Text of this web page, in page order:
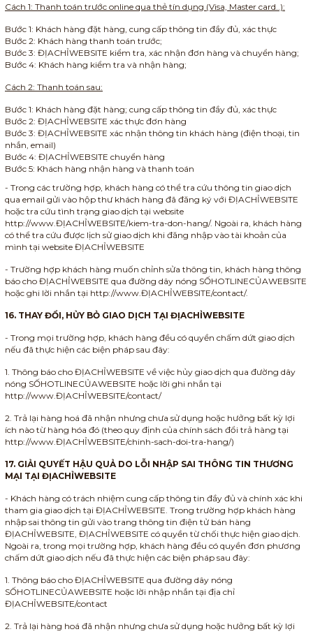
Cách 1: Thanh toán trước online qua thẻ tín dụng (Visa, Master card..):
Bước 1: Khách hàng đặt hàng, cung cấp thông tin đầy đủ, xác thực
Bước 2: Khách hàng thanh toán trước;
Bước 3: ĐỊACHỈWEBSITE kiểm tra, xác nhận đơn hàng và chuyển hàng;
Bước 4: Khách hàng kiểm tra và nhận hàng;
Cách 2: Thanh toán sau:
Bước 1: Khách hàng đặt hàng; cung cấp thông tin đầy đủ, xác thực
Bước 2: ĐỊACHỈWEBSITE xác thực đơn hàng
Bước 3: ĐỊACHỈWEBSITE xác nhận thông tin khách hàng (điện thoại, tin
nhắn, email)
Bước 4: ĐỊACHỈWEBSITE chuyển hàng
Bước 5: Khách hàng nhận hàng và thanh toán
- Trong các trường hợp, khách hàng có thể tra cứu thông tin giao dịch
qua email gửi vào hộp thư khách hàng đã đăng ký với ĐỊACHỈWEBSITE
hoặc tra cứu tình trạng giao dịch tại website
http://www.ĐỊACHỈWEBSITE/kiem-tra-don-hang/. Ngoài ra, khách hàng
có thể tra cứu được lịch sử giao dịch khi đăng nhập vào tài khoản của
mình tại website ĐỊACHỈWEBSITE
- Trường hợp khách hàng muốn chỉnh sửa thông tin, khách hàng thông
báo cho ĐỊACHỈWEBSITE qua đường dây nóng SỐHOTLINECỦAWEBSITE
hoặc ghi lời nhắn tại http://www.ĐỊACHỈWEBSITE/contact/.
16. THAY ĐỔI, HỦY BỎ GIAO DỊCH TẠI ĐỊACHỈWEBSITE
- Trong mọi trường hợp, khách hàng đều có quyền chấm dứt giao dịch
nếu đã thực hiện các biện pháp sau đây:
1. Thông báo cho ĐỊACHỈWEBSITE về việc hủy giao dịch qua đường dây
nóng SỐHOTLINECỦAWEBSITE hoặc lời ghi nhắn tại
http://www.ĐỊACHỈWEBSITE/contact/
2. Trả lại hàng hoá đã nhận nhưng chưa sử dụng hoặc hưởng bất kỳ lợi
ích nào từ hàng hóa đó (theo quy định của chính sách đổi trả hàng tại
http://www.ĐỊACHỈWEBSITE/chinh-sach-doi-tra-hang/)
17. GIẢI QUYẾT HẬU QUẢ DO LỖI NHẬP SAI THÔNG TIN THƯƠNG
MẠI TẠI ĐỊACHỈWEBSITE
- Khách hàng có trách nhiệm cung cấp thông tin đầy đủ và chính xác khi
tham gia giao dịch tại ĐỊACHỈWEBSITE. Trong trường hợp khách hàng
nhập sai thông tin gửi vào trang thông tin điện tử bán hàng
ĐỊACHỈWEBSITE, ĐỊACHỈWEBSITE có quyền từ chối thực hiện giao dịch.
Ngoài ra, trong mọi trường hợp, khách hàng đều có quyền đơn phương
chấm dứt giao dịch nếu đã thực hiện các biện pháp sau đây:
1. Thông báo cho ĐỊACHỈWEBSITE qua đường dây nóng
SỐHOTLINECỦAWEBSITE hoặc lời nhập nhắn tại địa chỉ
ĐỊACHỈWEBSITE/contact
2. Trả lại hàng hoá đã nhận nhưng chưa sử dụng hoặc hưởng bất kỳ lợi